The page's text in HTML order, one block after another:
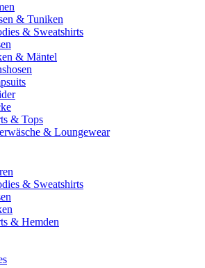
& Tuniken
& Sweatshirts
& Mäntel
& Tops
& Loungewear
& Sweatshirts
& Hemden